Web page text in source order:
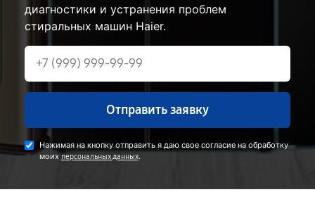
диагностики и устранения проблем
стиральных машин Haier.
Отправить заявку
Нажимая на кнопку отправить я даю свое согласие на обработку
моих персональных данных.